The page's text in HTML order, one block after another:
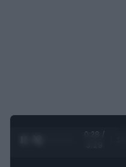
0:29 /